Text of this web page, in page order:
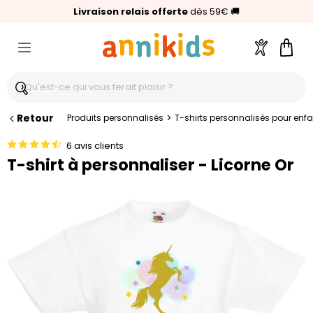
Livraison relais offertedès 59€ 🚚
🥇Palmarès Capital 2025 :Annikids N°1
⭐⭐⭐⭐⭐4,6/5(24 000 avis clients)
Compte
Retour Produits personnalisés > T-shirts personnalisés pour
6 avis clients
T-shirt à personnaliser - Licorne Or